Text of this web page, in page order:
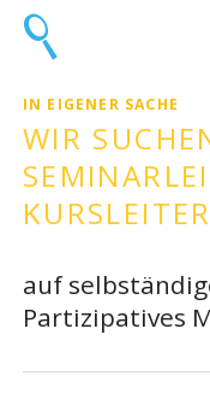
IN EIGENER SACHE
WIR
KURSLEITER
auf
Partizipatives